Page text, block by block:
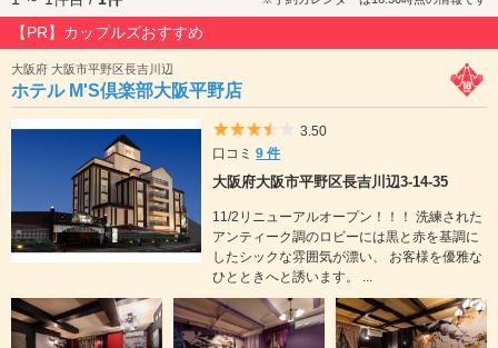
約1㎞にわたり、5つの商店街が連なるショッピング・グルメスポット。商
店街には古くから続くお店もあり、どこか昔懐かしい雰囲気が漂っていま
ルOKのホテルがあります。大阪市生野区でラブホテルをお探しの際は、ク
ーポン・事前予約でお得に利用ができる『カップルズ』におまかせくださ
い。
【PR】カップルズおすすめ
大阪府 大阪市平野区長吉川辺
ホテル M'S倶楽部大阪平野店
5つ星のうち3.5
3.50
口コミ9 件
大阪府大阪市平野区長吉川辺3-14-35
11/2リニューアルオープン！！！ 洗練された
アンティーク調のロビーには黒と赤を基調に
したシックな雰囲気が漂い、 お客様を優雅な
ひとときへと誘います。 ...